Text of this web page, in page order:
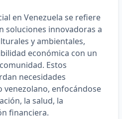
en Venezuela se refiere
soluciones innovadoras a
y ambientales,
económica con un
Estos
necesidades
venezolano, enfocándose
la salud, la
financiera.​